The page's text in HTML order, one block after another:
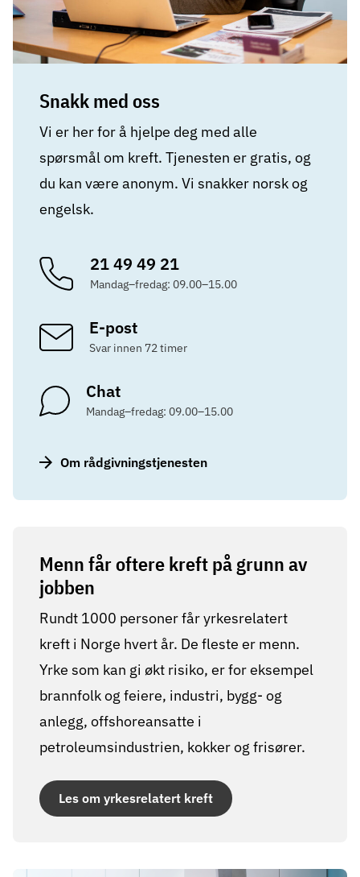
Snakk med oss
Vi er her for å hjelpe deg med alle
spørsmål om kreft. Tjenesten er gratis, og
du kan være anonym. Vi snakker norsk og
engelsk.
21 49 49 21
Mandag–fredag: 09.00–15.00
E-post
Svar innen 72 timer
Chat
Mandag–fredag: 09.00–15.00
Om rådgivningstjenesten
Menn får oftere kreft på grunn av
jobben
Rundt 1000 personer får yrkesrelatert
kreft i Norge hvert år. De fleste er menn.
Yrke som kan gi økt risiko, er for eksempel
brannfolk og feiere, industri, bygg- og
anlegg, offshoreansatte i
petroleumsindustrien, kokker og frisører.
Les om yrkesrelatert kreft